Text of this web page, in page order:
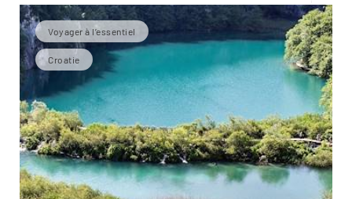
Voyager à l’essentiel
Croatie